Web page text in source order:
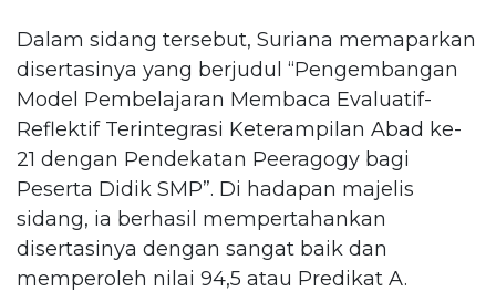
Dalam sidang tersebut, Suriana memaparkan
disertasinya yang berjudul “Pengembangan
Model Pembelajaran Membaca Evaluatif-
Reflektif Terintegrasi Keterampilan Abad ke-
21 dengan Pendekatan Peeragogy bagi
Peserta Didik SMP”. Di hadapan majelis
sidang, ia berhasil mempertahankan
disertasinya dengan sangat baik dan
memperoleh nilai 94,5 atau Predikat A.